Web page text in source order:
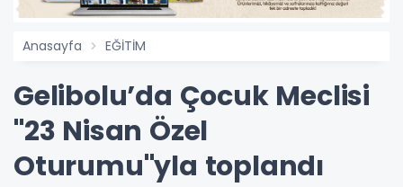
Anasayfa EĞİTİM
Gelibolu’da Çocuk Meclisi
"23 Nisan Özel
Oturumu"yla toplandı